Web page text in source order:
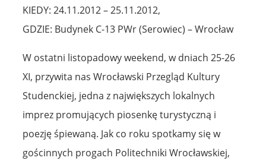
KIEDY: 24.11.2012 – 25.11.2012,
GDZIE: Budynek C-13 PWr (Serowiec) – Wrocław
W ostatni listopadowy weekend, w dniach 25-26
XI, przywita nas Wrocławski Przegląd Kultury
Studenckiej, jedna z największych lokalnych
imprez promujących piosenkę turystyczną i
poezję śpiewaną. Jak co roku spotkamy się w
gościnnych progach Politechniki Wrocławskiej,